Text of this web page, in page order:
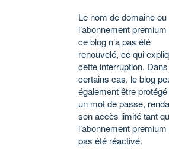
Le nom de domaine ou
l’abonnement
ce blog n’a pas été
renouvelé, ce qui
cette interruption. Dans
certains cas, le blog
également être
un mot de passe,
son accès limité tant
l’abonnement premium
pas été réactivé.